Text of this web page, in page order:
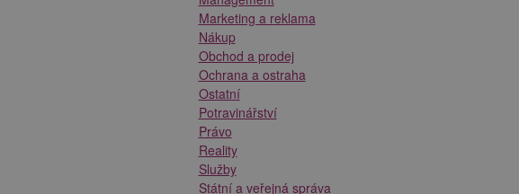
Marketing a reklama
Nákup
Obchod a prodej
Ochrana a ostraha
Ostatní
Potravinářství
Právo
Reality
Služby
Státní a veřejná správa